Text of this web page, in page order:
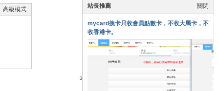
高級模式
本版積分規則
關閉
站長推薦
mycard換卡只收會員點數卡，不收大馬卡，不
收香港卡。